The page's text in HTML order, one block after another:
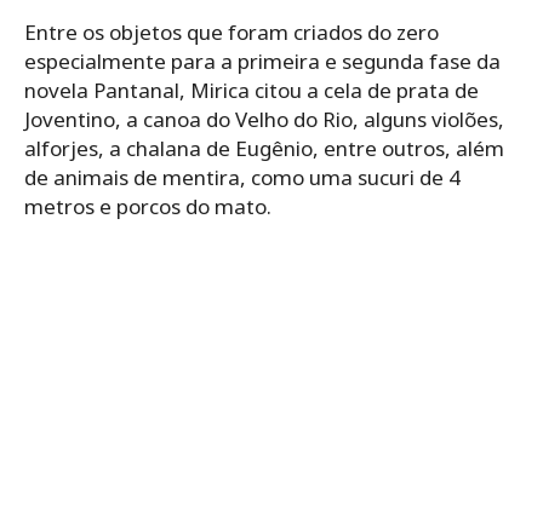
Entre os objetos que foram criados do zero
especialmente para a primeira e segunda fase da
novela Pantanal, Mirica citou a cela de prata de
Joventino, a canoa do Velho do Rio, alguns violões,
alforjes, a chalana de Eugênio, entre outros, além
de animais de mentira, como uma sucuri de 4
metros e porcos do mato.